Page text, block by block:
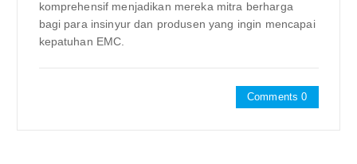
komprehensif menjadikan mereka mitra berharga
bagi para insinyur dan produsen yang ingin mencapai
kepatuhan EMC.
Comments 0